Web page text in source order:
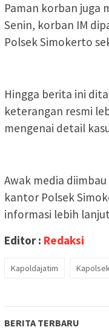
Paman korban juga
Senin, korban IM
Polsek Simokerto
Hingga berita ini
keterangan resmi
mengenai detail
Awak media
kantor Polsek
informasi lebih
Editor : Redaksi
Kapoldajatim
BERITA TERBARU